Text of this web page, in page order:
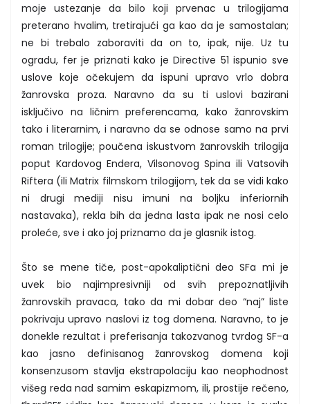
moje ustezanje da bilo koji prvenac u trilogijama
preterano hvalim, tretirajući ga kao da je samostalan;
ne bi trebalo zaboraviti da on to, ipak, nije. Uz tu
ogradu, fer je priznati kako je Directive 51 ispunio sve
uslove koje očekujem da ispuni upravo vrlo dobra
žanrovska proza. Naravno da su ti uslovi bazirani
isključivo na ličnim preferencama, kako žanrovskim
tako i literarnim, i naravno da se odnose samo na prvi
roman trilogije; poučena iskustvom žanrovskih trilogija
poput Kardovog Endera, Vilsonovog Spina ili Vatsovih
Riftera (ili Matrix filmskom trilogijom, tek da se vidi kako
ni drugi mediji nisu imuni na boljku inferiornih
nastavaka), rekla bih da jedna lasta ipak ne nosi celo
proleće, sve i ako joj priznamo da je glasnik istog.
Što se mene tiče, post-apokaliptični deo SFa mi je
uvek bio najimpresivniji od svih prepoznatljivih
žanrovskih pravaca, tako da mi dobar deo “naj” liste
pokrivaju upravo naslovi iz tog domena. Naravno, to je
donekle rezultat i preferisanja takozvanog tvrdog SF-a
kao jasno definisanog žanrovskog domena koji
konsenzusom stavlja ekstrapolaciju kao neophodnost
višeg reda nad samim eskapizmom, ili, prostije rečeno,